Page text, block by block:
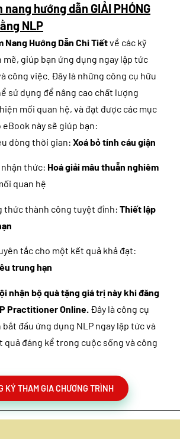
hướng dẫn GIẢI PHÓNG
NLP
Nang Hướng Dẫn Chi Tiếtvề các kỹ
mẽ, giúp bạn ứng dụng ngay lập tức
công việc. Đây là những công cụ hữu
sử dụng để nâng cao chất lượng
mối quan hệ, và đạt được các mục
này sẽ giúp bạn:
dòng thời gian: Xoá bỏ tính cáu giận
thức: Hoá giải mâu thuẫn nghiêm
quan hệ
thức thành công tuyệt đỉnh: Thiết lập
tắc cho một kết quả khả đạt:
trung hạn
nhận bộ quà tặng giá trị này khi đăng
Practitioner Online. Đây là công cụ
đầu ứng dụng NLP ngay lập tức và
quả đáng kể trong cuộc sống và công
KÝ THAM GIA CHƯƠNG TRÌNH